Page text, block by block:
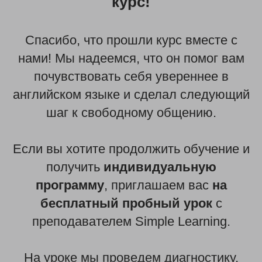
Спасибо, что прошли курс вместе с
нами! Мы надеемся, что он помог вам
почувствовать себя увереннее в
английском языке и сделал следующий
шаг к свободному общению.
Если вы хотите продолжить обучение и
получить индивидуальную
программу, приглашаем вас на
бесплатный пробный урокс
преподавателем Simple Learning.
На уроке мы проведем диагностику,